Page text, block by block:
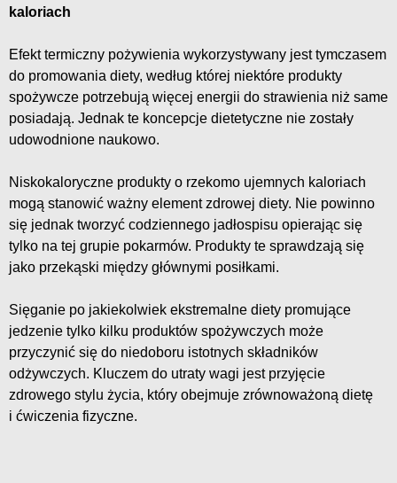
kaloriach
Efekt termiczny pożywienia wykorzystywany jest tymczasem
do promowania diety, według której niektóre produkty
spożywcze potrzebują więcej energii do strawienia niż same
posiadają. Jednak te koncepcje dietetyczne nie zostały
udowodnione naukowo.
Niskokaloryczne produkty o rzekomo ujemnych kaloriach
mogą stanowić ważny element zdrowej diety. Nie powinno
się jednak tworzyć codziennego jadłospisu opierając się
tylko na tej grupie pokarmów. Produkty te sprawdzają się
jako przekąski między głównymi posiłkami.
Sięganie po jakiekolwiek ekstremalne diety promujące
jedzenie tylko kilku produktów spożywczych może
przyczynić się do niedoboru istotnych składników
odżywczych. Kluczem do utraty wagi jest przyjęcie
zdrowego stylu życia, który obejmuje zrównoważoną dietę
i ćwiczenia fizyczne.